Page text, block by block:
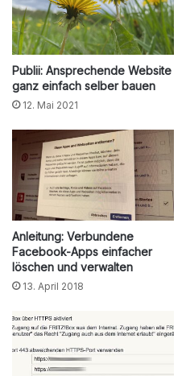
Publii: Ansprechende Website
ganz einfach selber bauen
12. Mai 2021
Anleitung: Verbundene
Facebook-Apps einfacher
löschen und verwalten
13. April 2018